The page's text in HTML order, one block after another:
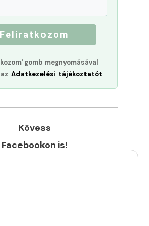
Feliratkozom
gomb megnyomásával
Adatkezelési tájékoztatót
Kövess
Facebookon is!